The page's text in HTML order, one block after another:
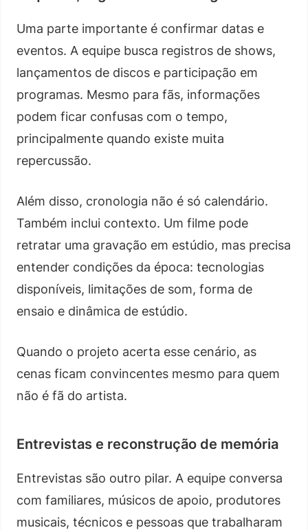
Uma parte importante é confirmar datas e
eventos. A equipe busca registros de shows,
lançamentos de discos e participação em
programas. Mesmo para fãs, informações
podem ficar confusas com o tempo,
principalmente quando existe muita
repercussão.
Além disso, cronologia não é só calendário.
Também inclui contexto. Um filme pode
retratar uma gravação em estúdio, mas precisa
entender condições da época: tecnologias
disponíveis, limitações de som, forma de
ensaio e dinâmica de estúdio.
Quando o projeto acerta esse cenário, as
cenas ficam convincentes mesmo para quem
não é fã do artista.
Entrevistas e reconstrução de memória
Entrevistas são outro pilar. A equipe conversa
com familiares, músicos de apoio, produtores
musicais, técnicos e pessoas que trabalharam